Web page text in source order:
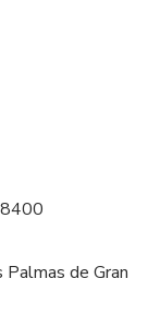
de Gran